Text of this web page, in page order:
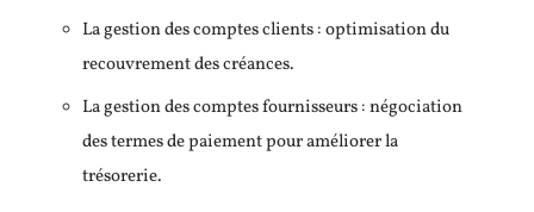
La gestion des comptes clients : optimisation du
recouvrement des créances.
La gestion des comptes fournisseurs : négociation
des termes de paiement pour améliorer la
trésorerie.